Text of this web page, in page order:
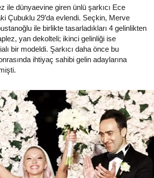
ile dünyaevine giren ünlü şarkıcı Ece
Çubuklu 29’da evlendi. Seçkin, Merve
ile birlikte tasarladıkları 4 gelinlikten
yan dekolteli; ikinci gelinliği ise
bir modeldi. Şarkıcı daha önce bu
ihtiyaç sahibi gelin adaylarına